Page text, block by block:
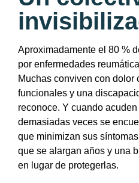
Aproximadamente el 80 %
por enfermedades
Muchas conviven con dolor
funcionales y una
reconoce. Y cuando
demasiadas veces se
que minimizan sus
que se alargan años y una
en lugar de protegerlas.